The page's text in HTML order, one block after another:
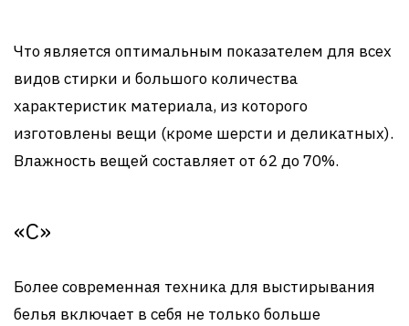
Что является оптимальным показателем для всех
видов стирки и большого количества
характеристик материала, из которого
изготовлены вещи (кроме шерсти и деликатных).
Влажность вещей составляет от 62 до 70%.
«C»
Более современная техника для выстирывания
белья включает в себя не только больше